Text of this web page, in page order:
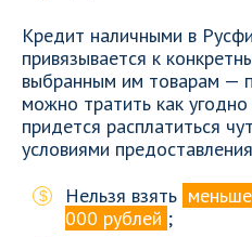
Кредит наличными в
привязывается к
выбранным им товарам —
можно тратить как
придется расплатиться
условиями
Нельзя взять
000 рублей ;